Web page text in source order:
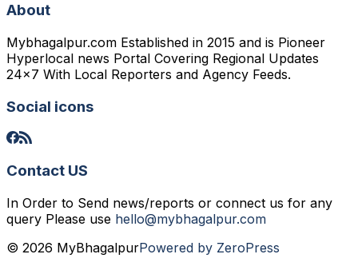
About
Mybhagalpur.com Established in 2015 and is Pioneer
Hyperlocal news Portal Covering Regional Updates
24x7 With Local Reporters and Agency Feeds.
Social icons
Contact US
In Order to Send news/reports or connect us for any
query Please use hello@mybhagalpur.com
© 2026 MyBhagalpurPowered by ZeroPress